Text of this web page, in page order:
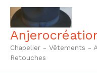
Aller
contenu
Chapelier - Vêtements -
Retouches